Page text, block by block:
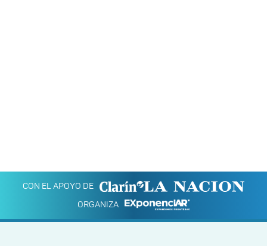
CON EL APOYO DE
ORGANIZA